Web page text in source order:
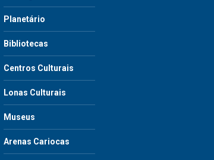
Planetário
Bibliotecas
Centros Culturais
Lonas Culturais
Museus
Arenas Cariocas